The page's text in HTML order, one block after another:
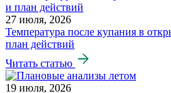
27 июля, 2026
Температура после купания в
план действий
Читать статью
19 июля, 2026